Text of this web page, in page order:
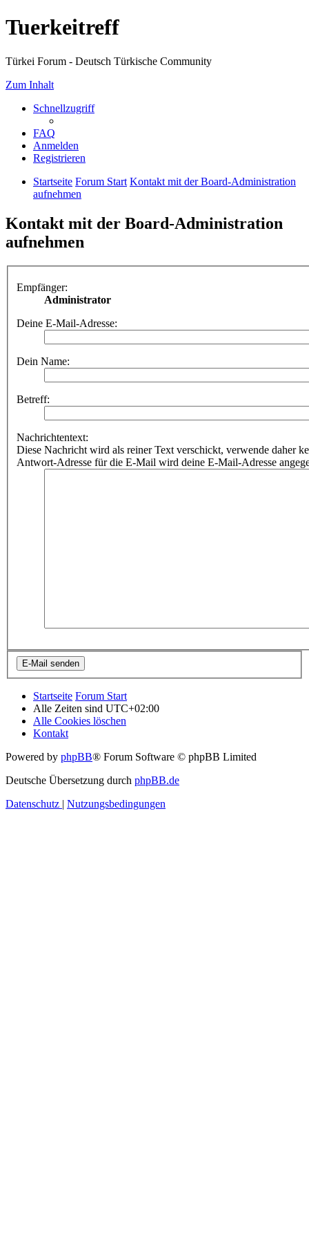
Tuerkeitreff
Türkei Forum - Deutsch Türkische Community
Zum Inhalt
Schnellzugriff
FAQ
Anmelden
Registrieren
Startseite Forum Start Kontakt mit der Board-Administration
aufnehmen
Kontakt mit der Board-Administration
aufnehmen
Empfänger:
Administrator
Deine E-Mail-Adresse:
Dein Name:
Betreff:
Nachrichtentext:
Diese Nachricht wird als reiner Text verschickt, verwende daher
Antwort-Adresse für die E-Mail wird deine E-Mail-Adresse
Startseite Forum Start
Alle Zeiten sind UTC+02:00
Alle Cookies löschen
Kontakt
Powered by phpBB® Forum Software © phpBB Limited
Deutsche Übersetzung durch phpBB.de
Datenschutz | Nutzungsbedingungen